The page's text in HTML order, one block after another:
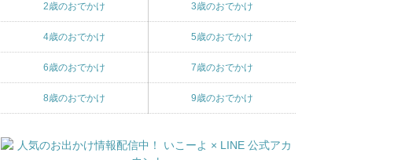
2歳のおでかけ 3歳のおでかけ
4歳のおでかけ 5歳のおでかけ
6歳のおでかけ 7歳のおでかけ
8歳のおでかけ 9歳のおでかけ